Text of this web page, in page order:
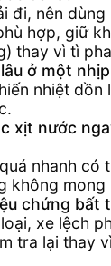
đi, nên
hợp, giữ
thay vì tì
ở một nhịp
nhiệt dồn
xịt nước
nhanh có
không mong
chứng bất
xe lệch
tra lại thay